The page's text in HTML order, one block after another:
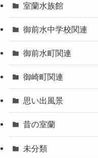
室蘭水族館
御前水中学校関連
御前水町関連
御崎町関連
思い出風景
昔の室蘭
未分類